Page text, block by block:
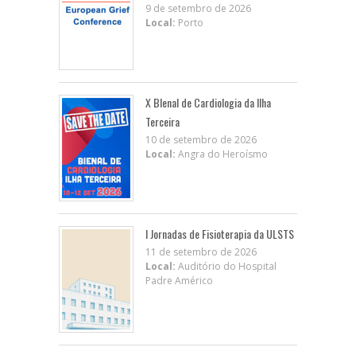
9 de setembro de 2026
Local: Porto
X BIenal de Cardiologia da Ilha
Terceira
10 de setembro de 2026
Local: Angra do Heroísmo
I Jornadas de Fisioterapia da ULSTS
11 de setembro de 2026
Local: Auditório do Hospital
Padre Américo